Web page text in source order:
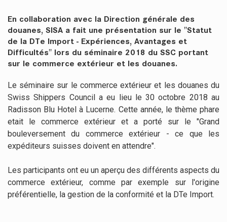
En collaboration avec la Direction générale des
douanes, SISA a fait une présentation sur le "Statut
de la DTe Import - Expériences, Avantages et
Difficultés" lors du séminaire 2018 du SSC portant
sur le commerce extérieur et les douanes.
Le séminaire sur le commerce extérieur et les douanes du
Swiss Shippers Council a eu lieu le 30 octobre 2018 au
Radisson Blu Hotel à Lucerne. Cette année, le thème phare
etait le commerce extérieur et a porté sur le "Grand
bouleversement du commerce extérieur - ce que les
expéditeurs suisses doivent en attendre".
Les participants ont eu un aperçu des différents aspects du
commerce extérieur, comme par exemple sur l'origine
préférentielle, la gestion de la conformité et la DTe Import.